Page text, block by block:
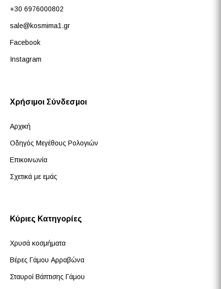
+30 6976000802
sale@kosmima1.gr
Facebook
Instagram
Χρήσιμοι Σύνδεσμοι
Αρχική
Οδηγός Μεγέθους Ρολογιών
Επικοινωνία
Σχετικά με εμάς
Κύριες Κατηγορίες
Χρυσά κοσμήματα
Βέρες Γάμου Αρραβώνα
Σταυροί Βάπτισης Γάμου